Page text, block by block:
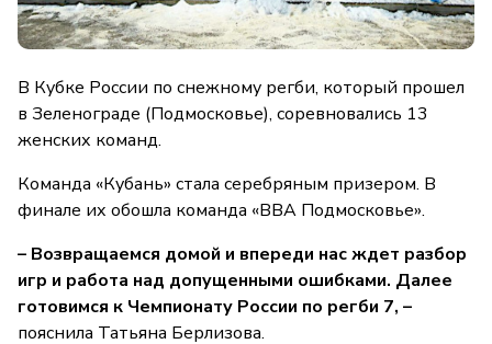
В Кубке России по снежному регби, который прошел
в Зеленограде (Подмосковье), соревновались 13
женских команд.
Команда «Кубань» стала серебряным призером. В
финале их обошла команда «ВВА Подмосковье».
– Возвращаемся домой и впереди нас ждет разбор
игр и работа над допущенными ошибками. Далее
готовимся к Чемпионату России по регби 7, –
пояснила Татьяна Берлизова.